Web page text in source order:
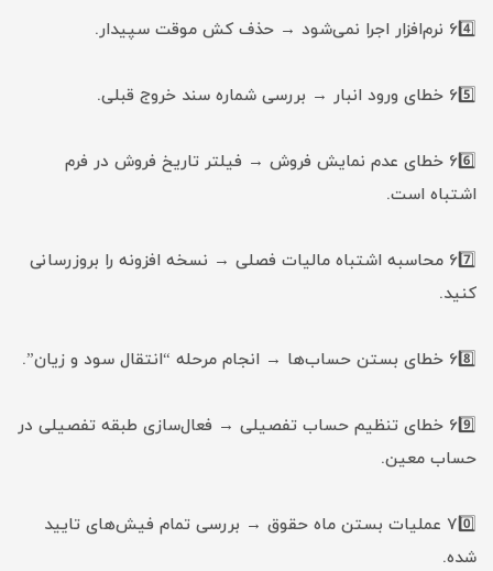
64️⃣ نرم‌افزار اجرا نمی‌شود → حذف کش موقت سپیدار.
65️⃣ خطای ورود انبار → بررسی شماره سند خروج قبلی.
66️⃣ خطای عدم نمایش فروش → فیلتر تاریخ فروش در فرم
اشتباه است.
67️⃣ محاسبه اشتباه مالیات فصلی → نسخه افزونه را بروزرسانی
کنید.
68️⃣ خطای بستن حساب‌ها → انجام مرحله “انتقال سود و زیان”.
69️⃣ خطای تنظیم حساب تفصیلی → فعال‌سازی طبقه تفصیلی در
حساب معین.
70️⃣ عملیات بستن ماه حقوق → بررسی تمام فیش‌های تایید
شده.